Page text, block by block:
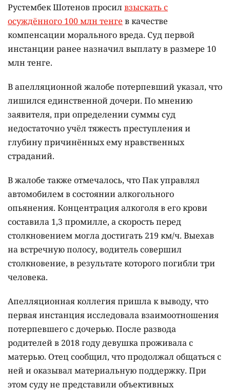
Рустембек Шотенов просилвзыскать с
осуждённого 100 млн тенге в качестве
компенсации морального вреда. Суд первой
инстанции ранее назначил выплату в размере 10
млн тенге.
В апелляционной жалобе потерпевший указал, что
лишился единственной дочери. По мнению
заявителя, при определении суммы суд
недостаточно учёл тяжесть преступления и
глубину причинённых ему нравственных
страданий.
В жалобе также отмечалось, что Пак управлял
автомобилем в состоянии алкогольного
опьянения. Концентрация алкоголя в его крови
составила 1,3 промилле, а скорость перед
столкновением могла достигать 219 км/ч. Выехав
на встречную полосу, водитель совершил
столкновение, в результате которого погибли три
человека.
Апелляционная коллегия пришла к выводу, что
первая инстанция исследовала взаимоотношения
потерпевшего с дочерью. После развода
родителей в 2018 году девушка проживала с
матерью. Отец сообщил, что продолжал общаться с
ней и оказывал материальную поддержку. При
этом суду не представили объективных